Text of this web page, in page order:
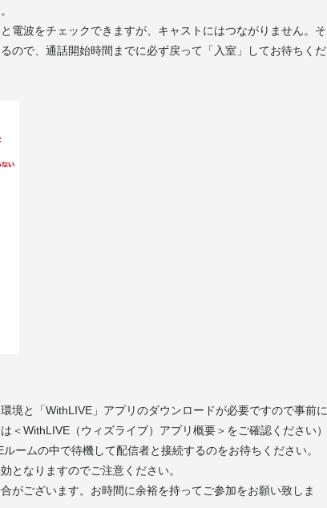
電波をチェックできますが、キャストにはつながりません。そ
ので、通話開始時間までに必ず戻って「入室」してお待ちくだ
境と「WithLIVE」アプリのダウンロードが必要ですので事前に
＜WithLIVE（ウィズライブ）アプリ概要＞をご確認ください）
ームの中で待機して配信者と接続するのをお待ちください。
となりますのでご注意ください。
がございます。お時間に余裕を持ってご参加をお願い致しま